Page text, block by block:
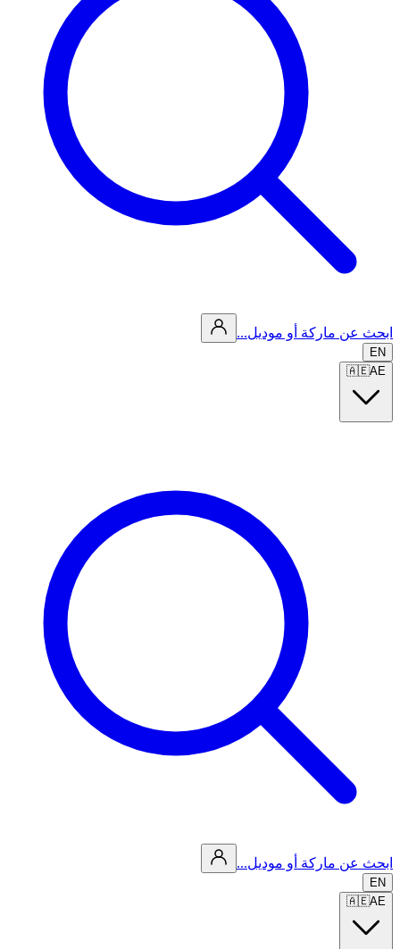
ابحث عن ماركة أو موديل...
EN
🇦🇪AE
ابحث عن ماركة أو موديل...
EN
🇦🇪AE